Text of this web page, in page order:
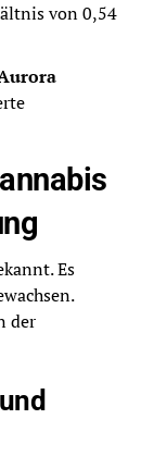
von 0,54
Es
der